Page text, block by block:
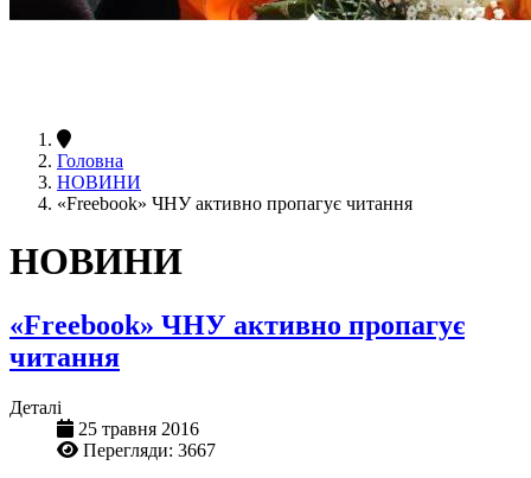
Головна
НОВИНИ
«Freebook» ЧНУ активно пропагує читання
НОВИНИ
«Freebook» ЧНУ активно пропагує
читання
Деталі
25 травня 2016
Перегляди: 3667